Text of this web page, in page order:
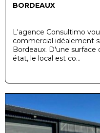
BORDEAUX
L'agence Consultimo
commercial idéalement
Bordeaux. D'une surface
état, le local est co...